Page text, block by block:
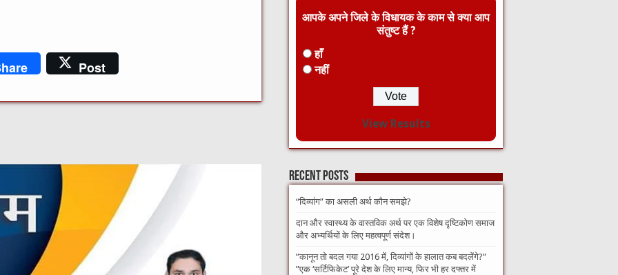
Post
आपके अपने जिले के विधायक के काम से क्या आप
संतुष्ट हैं ?
हाँ
नहीं
View Results
Recent Posts
“दिव्यांग” का असली अर्थ कौन समझे?
दान और स्वास्थ्य के वास्तविक अर्थ पर एक विशेष दृष्टिकोण समाज
और अभ्यर्थियों के लिए महत्वपूर्ण संदेश।
​”कानून तो बदल गया 2016 में, दिव्यांगों के हालात कब बदलेंगे?”​
”एक ‘सर्टिफिकेट’ पूरे देश के लिए मान्य, फिर भी हर दफ्तर में